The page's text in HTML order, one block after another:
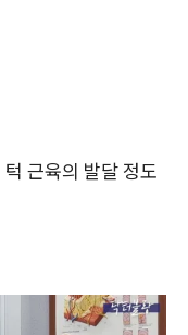
근육의 발달 정도